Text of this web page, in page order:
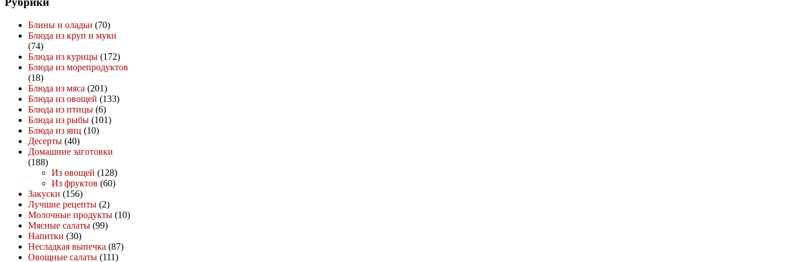
Блины и оладьи (70)
Блюда из круп и муки
(74)
Блюда из курицы (172)
Блюда из морепродуктов
(18)
Блюда из мяса (201)
Блюда из овощей (133)
Блюда из птицы (6)
Блюда из рыбы (101)
Блюда из яиц (10)
Десерты (40)
Домашние заготовки
(188)
Из овощей (128)
Из фруктов (60)
Закуски (156)
Лучшие рецепты (2)
Молочные продукты (10)
Мясные салаты (99)
Напитки (30)
Несладкая выпечка (87)
Овощные салаты (111)